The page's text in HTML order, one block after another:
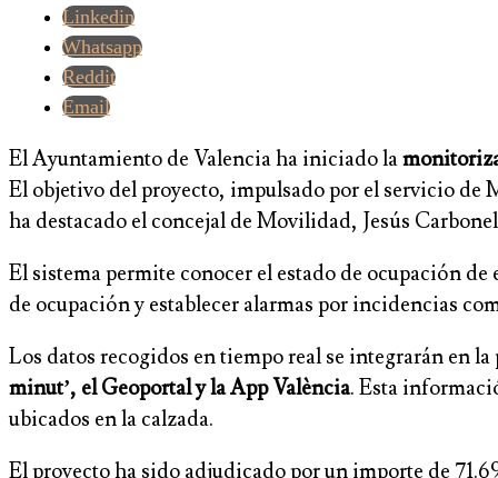
Linkedin
Whatsapp
Reddit
Email
El Ayuntamiento de Valencia ha iniciado la
El objetivo del proyecto, impulsado por el servicio de
ha destacado el concejal de Movilidad, Jesús
El sistema permite conocer el estado de ocupación
de ocupación y establecer alarmas por incidencias
Los datos recogidos en tiempo real se integrarán en
minut’, el Geoportal y la App València. Esta
ubicados en la calzada.
El proyecto ha sido adjudicado por un importe de